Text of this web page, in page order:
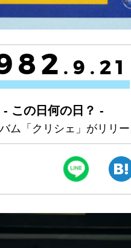
.9.21
- この日何の日？ -
ム「クリシェ」がリリ